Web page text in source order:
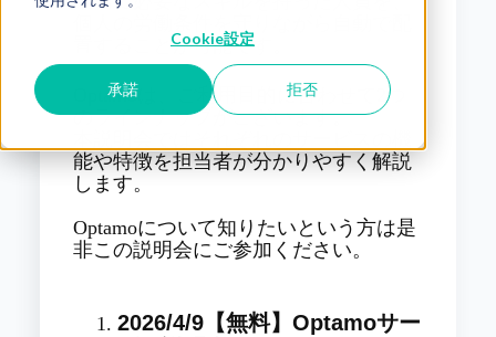
Cookie設定
承諾 拒否
置することが可能です。
Optamoは、ご利用目的に合わせて2つ
のラインナップがございます。
能や特徴を担当者が分かりやすく解説
します。
Optamoについて知りたいという方は是
非この説明会にご参加ください。
2026/4/9【無料】Optamoサー